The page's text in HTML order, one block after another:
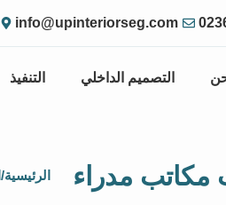
info@upinteriorseg.com
التصميم الداخلي التنفيذ
مكاتب مدراء الرئيسية/